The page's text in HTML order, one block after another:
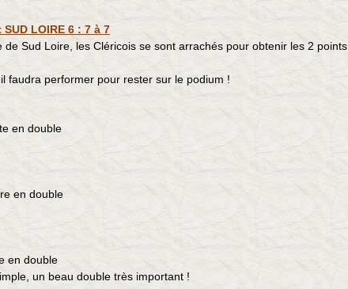
SUD LOIRE 6 : 7 à 7
de Sud Loire, les Cléricois se sont arrachés pour obtenir les 2 points
faudra performer pour rester sur le podium !
en double
en double
en double
un beau double très important !